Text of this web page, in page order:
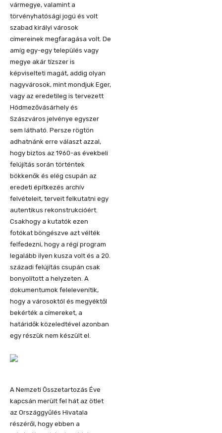
vármegye, valamint a
törvényhatósági jogú és volt
szabad királyi városok
címereinek megfaragása volt. De
amíg egy-egy település vagy
megye akár tízszer is
képviselteti magát, addig olyan
nagyvárosok, mint mondjuk Eger,
vagy az eredetileg is tervezett
Hódmezővásárhely és
Szászváros jelvénye egyszer
sem látható. Persze rögtön
adhatnánk erre választ azzal,
hogy biztos az 1960-as évekbeli
felújítás során történtek
bökkenők és elég csupán az
eredeti építkezés archív
felvételeit, terveit felkutatni egy
autentikus rekonstrukcióért.
Csakhogy a kutatók ezen
fotókat böngészve azt vélték
felfedezni, hogy a régi program
legalább ilyen kusza volt és a 20.
századi felújítás csupán csak
bonyolított a helyzeten. A
dokumentumok felelevenítik,
hogy a városoktól és megyéktől
bekérték a címereket, a
határidők közeledtével azonban
egy részük nem készült el.
A Nemzeti Összetartozás Éve
kapcsán merült fel hát az ötlet
az Országgyűlés Hivatala
részéről, hogy ebben a